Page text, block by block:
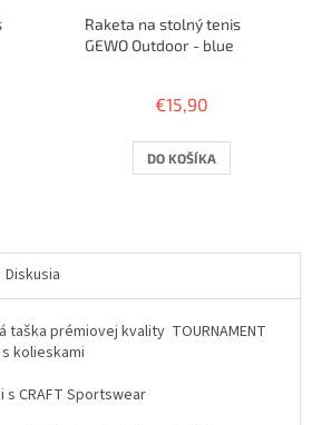
Raketa na stolný tenis
GEWO Outdoor - blue
€15,90
DO KOŠÍKA
Diskusia
taška prémiovej kvality TOURNAMENT
kolieskami
CRAFT Sportswear